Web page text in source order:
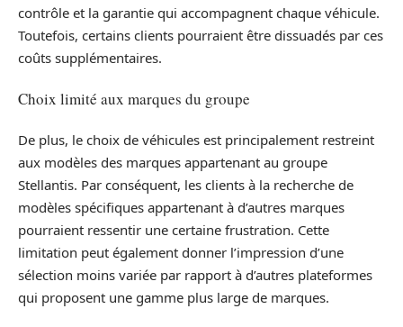
contrôle et la garantie qui accompagnent chaque véhicule.
Toutefois, certains clients pourraient être dissuadés par ces
coûts supplémentaires.
Choix limité aux marques du groupe
De plus, le choix de véhicules est principalement restreint
aux modèles des marques appartenant au groupe
Stellantis. Par conséquent, les clients à la recherche de
modèles spécifiques appartenant à d’autres marques
pourraient ressentir une certaine frustration. Cette
limitation peut également donner l’impression d’une
sélection moins variée par rapport à d’autres plateformes
qui proposent une gamme plus large de marques.